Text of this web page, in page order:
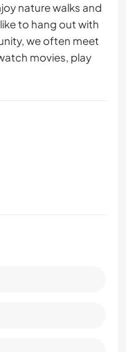
nature walks and
to hang out with
we often meet
movies, play